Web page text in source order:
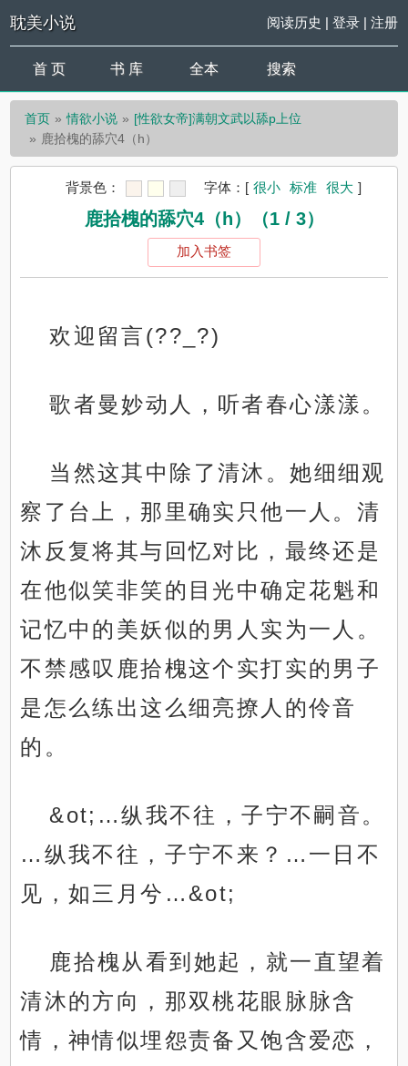
耽美小说 阅读历史 | 登录| 注册
首 页 书 库 全本 搜索
首页 情欲小说
[性欲女帝]满朝文武以舔p上位
鹿拾槐的舔穴4（h）
背景色： 字体： [ 很小 标准 很大 ]
鹿拾槐的舔穴4（h）（1 / 3）
加入书签
欢迎留言(??_?)
歌者曼妙动人，听者春心漾漾。
当然这其中除了清沐。她细细观
察了台上，那里确实只他一人。清
沐反复将其与回忆对比，最终还是
在他似笑非笑的目光中确定花魁和
记忆中的美妖似的男人实为一人。
不禁感叹鹿拾槐这个实打实的男子
是怎么练出这么细亮撩人的伶音
的。
&ot;…纵我不往，子宁不嗣音。
…纵我不往，子宁不来？…一日不
见，如三月兮…&ot;
鹿拾槐从看到她起，就一直望着
清沐的方向，那双桃花眼脉脉含
情，神情似埋怨责备又饱含爱恋，